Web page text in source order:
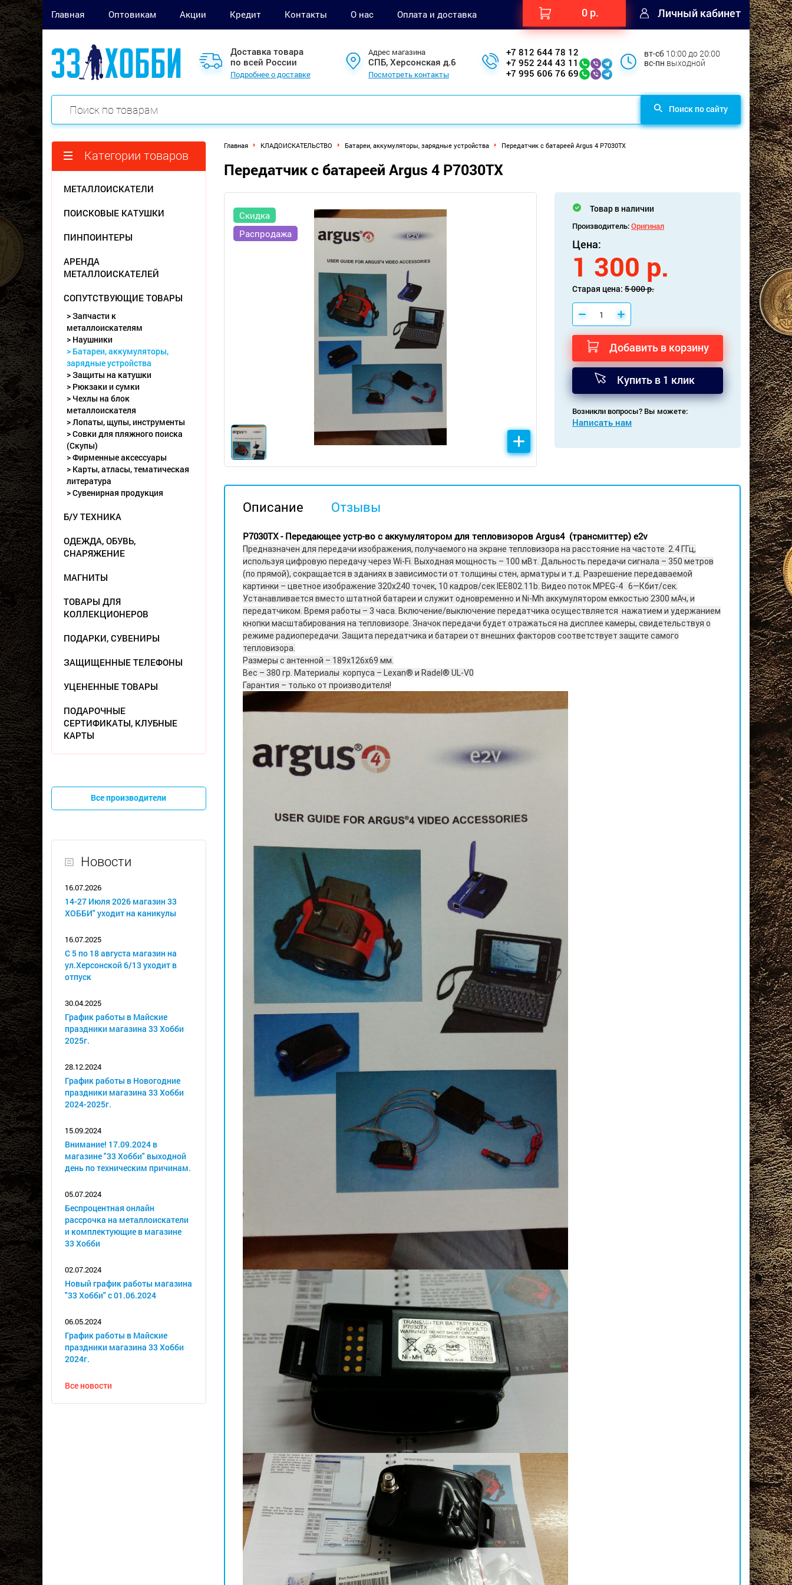
Главная Оптовикам Акции Кредит Контакты О нас Оплата и доставка 0 р. Личный кабинет
Доставка товара
по всей России
Подробнее о доставке
Адрес магазина
СПБ, Херсонская д.6
Посмотреть контакты
+7 812 644 78 12
+7 952 244 43 11
+7 995 606 76 69
вт-сб 10:00 до 20:00
вс-пн выходной
Поиск по сайту
Категории товаров
МЕТАЛЛОИСКАТЕЛИ
ПОИСКОВЫЕ КАТУШКИ
ПИНПОИНТЕРЫ
АРЕНДА
МЕТАЛЛОИСКАТЕЛЕЙ
СОПУТСТВУЮЩИЕ ТОВАРЫ
> Запчасти к
металлоискателям
> Наушники
> Батареи, аккумуляторы,
зарядные устройства
> Защиты на катушки
> Рюкзаки и сумки
> Чехлы на блок
металлоискателя
> Лопаты, щупы, инструменты
> Совки для пляжного поиска
(Скупы)
> Фирменные аксессуары
> Карты, атласы, тематическая
литература
> Сувенирная продукция
Б/У ТЕХНИКА
ОДЕЖДА, ОБУВЬ,
СНАРЯЖЕНИЕ
МАГНИТЫ
ТОВАРЫ ДЛЯ
КОЛЛЕКЦИОНЕРОВ
ПОДАРКИ, СУВЕНИРЫ
ЗАЩИЩЕННЫЕ ТЕЛЕФОНЫ
УЦЕНЕННЫЕ ТОВАРЫ
ПОДАРОЧНЫЕ
СЕРТИФИКАТЫ, КЛУБНЫЕ
КАРТЫ
Все производители
Новости
16.07.2026
14-27 Июля 2026 магазин 33
ХОББИ" уходит на каникулы
16.07.2025
С 5 по 18 августа магазин на
ул.Херсонской 6/13 уходит в
отпуск
30.04.2025
График работы в Майские
праздники магазина 33 Хобби
2025г.
28.12.2024
График работы в Новогодние
праздники магазина 33 Хобби
2024-2025г.
15.09.2024
Внимание! 17.09.2024 в
магазине "33 Хобби" выходной
день по техническим причинам.
05.07.2024
Беспроцентная онлайн
рассрочка на металлоискатели
и комплектующие в магазине
33 Хобби
02.07.2024
Новый график работы магазина
"33 Хобби" с 01.06.2024
06.05.2024
График работы в Майские
праздники магазина 33 Хобби
2024г.
Все новости
Главная КЛАДОИСКАТЕЛЬСТВО Батареи, аккумуляторы, зарядные устройства Передатчик с батареей Argus 4 P7030TX
Передатчик с батареей Argus 4 P7030TX
Скидка
Распродажа
Товар в наличии
Производитель:Оригинал
Цена:
1 300 р.
Старая цена:5 000 р.
Добавить в корзину
Купить в 1 клик
Возникли вопросы? Вы можете:
Написать нам
Описание Отзывы
P7030TX - Передающее устр-во с аккумулятором для тепловизоров Argus4 (трансмиттер) e2v
Предназначен для передачи изображения, получаемого на экране тепловизора на расстояние на частоте 2.4 ГГц,
используя цифровую передачу через Wi-Fi. Выходная мощность – 100 мВт. Дальность передачи сигнала – 350 метров
(по прямой), сокращается в зданиях в зависимости от толщины стен, арматуры и т.д. Разрешение передаваемой
картинки – цветное изображение 320х240 точек, 10 кадров/сек IEE802.11b. Видео поток MPEG-4 6—Кбит/сек.
Устанавливается вместо штатной батареи и служит одновременно и Ni-Mh аккумулятором емкостью 2300 мАч, и
передатчиком. Время работы – 3 часа. Включение/выключение передатчика осуществляется нажатием и удержанием
кнопки масштабирования на тепловизоре. Значок передачи будет отражаться на дисплее камеры, свидетельствуя о
режиме радиопередачи. Защита передатчика и батареи от внешних факторов соответствует защите самого
тепловизора.
Размеры с антенной – 189х126х69 мм.
Вес – 380 гр. Материалы корпуса – Lexan® и Radel® UL-V0
Гарантия – только от производителя!